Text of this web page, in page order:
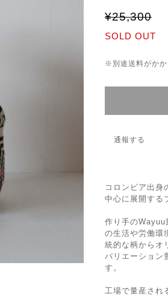
¥25,300
SOLD OUT
※別途送料がかか
通報する
コロンビア出身
中心に展開する
作り手のWayuu
の生活や労働環
統的な柄からオ
バリエーション
す。
工場で量産され